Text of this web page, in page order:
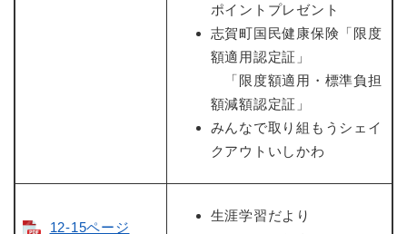
ポイントプレゼント
志賀町国民健康保険「限度
額適用認定証」
「限度額適用・標準負担
額減額認定証」
みんなで取り組もうシェイ
クアウトいしかわ
12-15ページ
生涯学習だより